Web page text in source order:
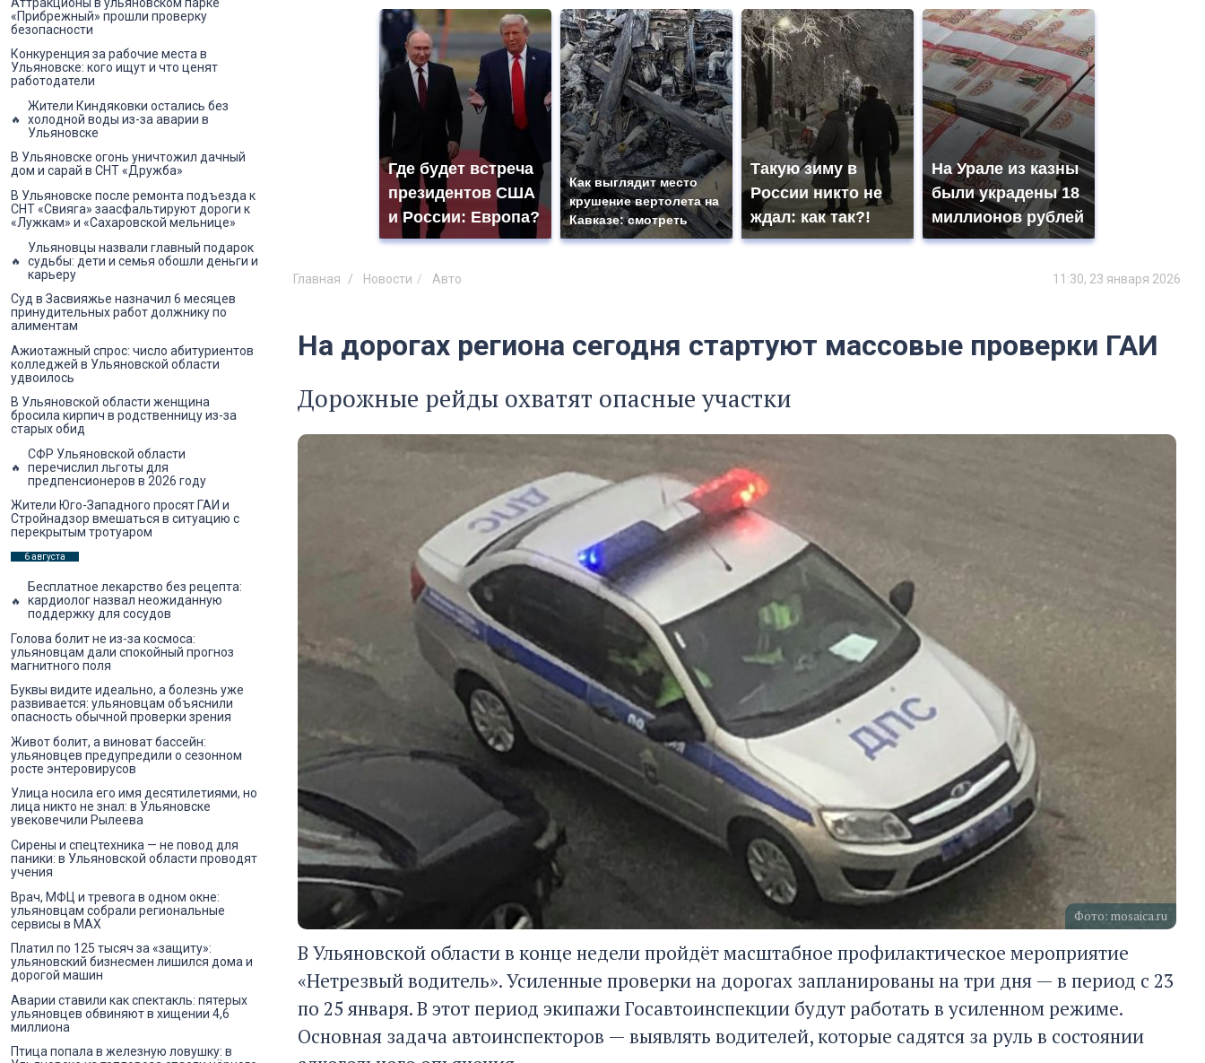
Где будет встреча
президентов США
и России: Европа?
Как выглядит место
крушение вертолета на
Кавказе: смотреть
Такую зиму в
России никто не
ждал: как так?!
На Урале из казны
были украдены 18
миллионов рублей
Главная Новости Авто 11:30, 23 января 2026
На дорогах региона сегодня стартуют массовые проверки ГАИ
Дорожные рейды охватят опасные участки
Фото: mosaica.ru
В Ульяновской области в конце недели пройдёт масштабное профилактическое мероприятие
«Нетрезвый водитель». Усиленные проверки на дорогах запланированы на три дня — в период с 23
по 25 января. В этот период экипажи Госавтоинспекции будут работать в усиленном режиме.
Основная задача автоинспекторов — выявлять водителей, которые садятся за руль в состоянии
«Прибрежный» прошли проверку
безопасности
Конкуренция за рабочие места в
Ульяновске: кого ищут и что ценят
работодатели
Жители Киндяковки остались без
холодной воды из-за аварии в
Ульяновске
В Ульяновске огонь уничтожил дачный
дом и сарай в СНТ «Дружба»
В Ульяновске после ремонта подъезда к
СНТ «Свияга» заасфальтируют дороги к
«Лужкам» и «Сахаровской мельнице»
Ульяновцы назвали главный подарок
судьбы: дети и семья обошли деньги и
карьеру
Суд в Засвияжье назначил 6 месяцев
принудительных работ должнику по
алиментам
Ажиотажный спрос: число абитуриентов
колледжей в Ульяновской области
удвоилось
В Ульяновской области женщина
бросила кирпич в родственницу из-за
старых обид
СФР Ульяновской области
перечислил льготы для
предпенсионеров в 2026 году
Жители Юго-Западного просят ГАИ и
Стройнадзор вмешаться в ситуацию с
перекрытым тротуаром
6 августа
Бесплатное лекарство без рецепта:
кардиолог назвал неожиданную
поддержку для сосудов
Голова болит не из-за космоса:
ульяновцам дали спокойный прогноз
магнитного поля
Буквы видите идеально, а болезнь уже
развивается: ульяновцам объяснили
опасность обычной проверки зрения
Живот болит, а виноват бассейн:
ульяновцев предупредили о сезонном
росте энтеровирусов
Улица носила его имя десятилетиями, но
лица никто не знал: в Ульяновске
увековечили Рылеева
Сирены и спецтехника — не повод для
паники: в Ульяновской области проводят
учения
Врач, МФЦ и тревога в одном окне:
ульяновцам собрали региональные
сервисы в MAX
Платил по 125 тысяч за «защиту»:
ульяновский бизнесмен лишился дома и
дорогой машин
Аварии ставили как спектакль: пятерых
ульяновцев обвиняют в хищении 4,6
миллиона
Птица попала в железную ловушку: в